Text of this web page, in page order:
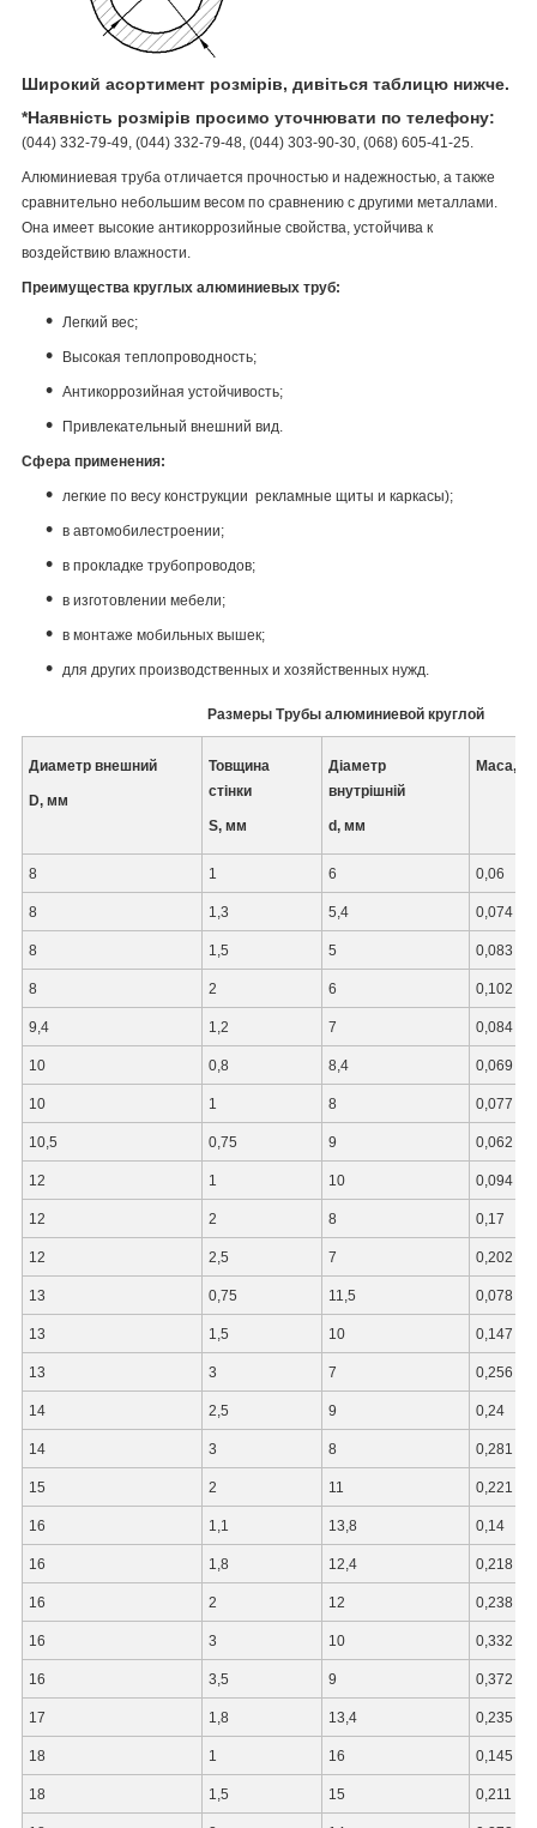
Широкий асортимент розмірів, дивіться таблицю нижче.
*Наявність розмірів просимо уточнювати по телефону:
(044) 332-79-49, (044) 332-79-48, (044) 303-90-30, (068) 605-41-25.
Алюминиевая труба отличается прочностью и надежностью, а также
сравнительно небольшим весом по сравнению с другими металлами.
Она имеет высокие антикоррозийные свойства, устойчива к
воздействию влажности.
Преимущества круглых алюминиевых труб:
Легкий вес;
Высокая теплопроводность;
Антикоррозийная устойчивость;
Привлекательный внешний вид.
Сфера применения:
легкие по весу конструкции рекламные щиты и каркасы);
в автомобилестроении;
в прокладке трубопроводов;
в изготовлении мебели;
в монтаже мобильных вышек;
для других производственных и хозяйственных нужд.
Размеры Трубы алюминиевой круглой
Диаметр внешний
D, мм
Товщина
стінки
S, мм
Діаметр
внутрішній
d, мм
Маса,
8 1 6 0,06
8 1,3 5,4 0,074
8 1,5 5 0,083
8 2 6 0,102
9,4 1,2 7 0,084
10 0,8 8,4 0,069
10 1 8 0,077
10,5 0,75 9 0,062
12 1 10 0,094
12 2 8 0,17
12 2,5 7 0,202
13 0,75 11,5 0,078
13 1,5 10 0,147
13 3 7 0,256
14 2,5 9 0,24
14 3 8 0,281
15 2 11 0,221
16 1,1 13,8 0,14
16 1,8 12,4 0,218
16 2 12 0,238
16 3 10 0,332
16 3,5 9 0,372
17 1,8 13,4 0,235
18 1 16 0,145
18 1,5 15 0,211